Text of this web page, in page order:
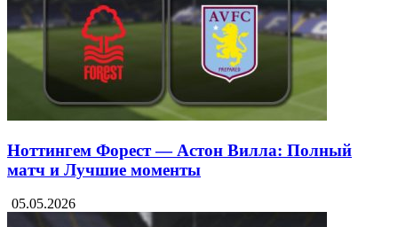
Ноттингем Форест — Астон Вилла: Полный
матч и Лучшие моменты
05.05.2026